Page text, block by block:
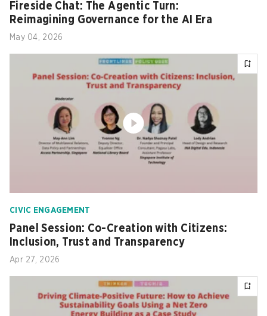
Fireside Chat: The Agentic Turn:
Reimagining Governance for the AI Era
May 04, 2026
CIVIC ENGAGEMENT
Panel Session: Co-Creation with Citizens:
Inclusion, Trust and Transparency
Apr 27, 2026